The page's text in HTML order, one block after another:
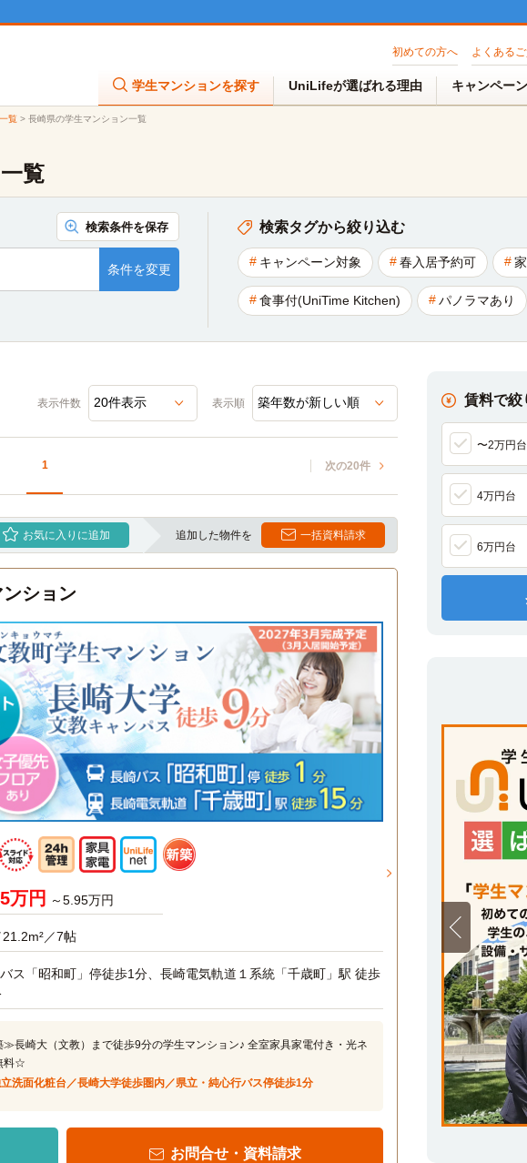
初めての方へ よくある
学生マンションを探す UniLifeが選ばれる理由 キャンペー
覧> 長崎県の学生マンション一覧
覧
検索条件を保存
条件を変更
検索タグから絞り込む
キャンペーン対象 春入居予約可
食事付(UniTime Kitchen) パノラマあり
表示件数 表示順
1 次の20件
お気に入りに追加 追加した物件を 一括資料請求
ンション
万円 ～5.95万円
21.2m²／7帖
ス「昭和町」停徒歩1分、長崎電気軌道１系統「千歳町」駅 徒歩
長崎大（文教）まで徒歩9分の学生マンション♪ 全室家具家電付き・光ネ
料☆
洗面化粧台／長崎大学徒歩圏内／県立・純心行バス停徒歩1分
お問合せ・資料請求
賃料で絞
〜2万円台
4万円台
6万円台